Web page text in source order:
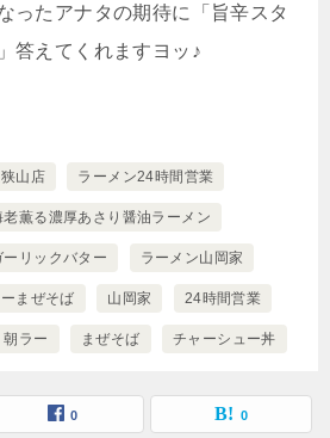
ったアナタの期待に「旨辛スタ
答えてくれますヨッ♪
山店 ラーメン24時間営業
老薫る濃厚あさり醤油ラーメン
ーリックバター ラーメン山岡家
まぜそば 山岡家 24時間営業
朝ラー まぜそば チャーシュー丼
0 0